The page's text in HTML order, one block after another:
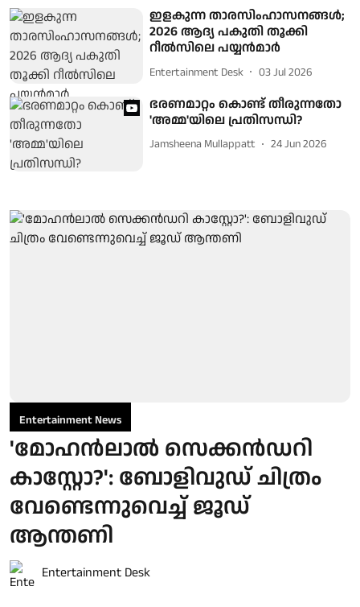
ഇളകുന്ന താരസിംഹാസനങ്ങള്‍;
2026 ആദ്യ പകുതി തൂക്കി
റീല്‍സിലെ പയ്യന്‍മാര്‍
Entertainment Desk 03 Jul 2026
ഭരണമാറ്റം കൊണ്ട് തീരുന്നതോ
'അമ്മ'യിലെ പ്രതിസന്ധി?
Jamsheena Mullappatt 24 Jun 2026
Entertainment News
'മോഹൻലാൽ സെക്കൻഡറി
കാസ്റ്റോ?': ബോളിവുഡ് ചിത്രം
വേണ്ടെന്നുവെച്ച് ജൂഡ്
ആന്തണി
Entertainment Desk